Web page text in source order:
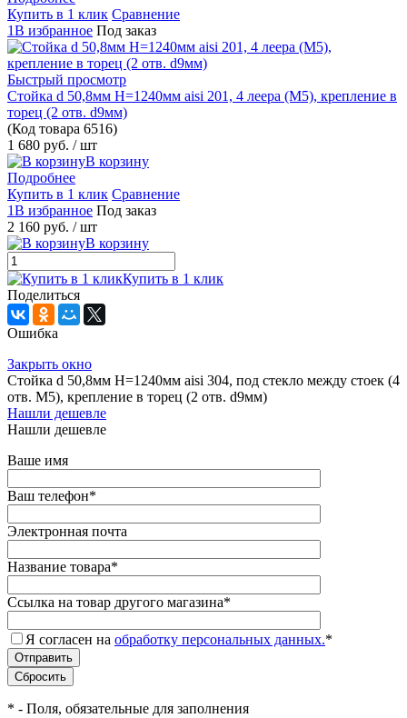
Купить в 1 клик Сравнение
1В избранное Под заказ
Быстрый просмотр
Стойка d 50,8мм H=1240мм aisi 201, 4 леера (М5), крепление в
торец (2 отв. d9мм)
(Код товара 6516)
1 680 руб. / шт
В корзину
Подробнее
Купить в 1 клик Сравнение
1В избранное Под заказ
2 160 руб. / шт
В корзину
Купить в 1 клик
Поделиться
Ошибка
Закрыть окно
Стойка d 50,8мм H=1240мм aisi 304, под стекло между стоек (4
отв. М5), крепление в торец (2 отв. d9мм)
Нашли дешевле
Нашли дешевле
Ваше имя
Ваш телефон*
Электронная почта
Название товара*
Ссылка на товар другого магазина*
Я согласен на обработку персональных данных.*
* - Поля, обязательные для заполнения